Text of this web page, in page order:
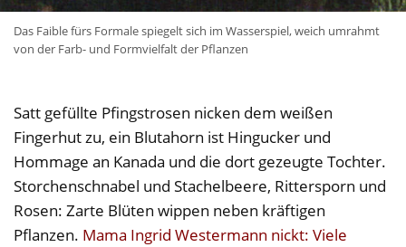
Das Faible fürs Formale spiegelt sich im Wasserspiel, weich umrahmt
von der Farb- und Formvielfalt der Pflanzen
Satt gefüllte Pfingstrosen nicken dem weißen
Fingerhut zu, ein Blutahorn ist Hingucker und
Hommage an Kanada und die dort gezeugte Tochter.
Storchenschnabel und Stachelbeere, Rittersporn und
Rosen: Zarte Blüten wippen neben kräftigen
Pflanzen. Mama Ingrid Westermann nickt: Viele